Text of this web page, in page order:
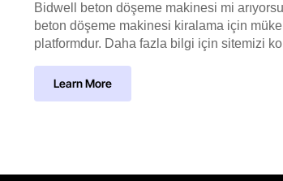
Bidwell beton döşeme makinesi mi
beton döşeme makinesi kiralama için
platformdur. Daha fazla bilgi için sitemizi
Learn More